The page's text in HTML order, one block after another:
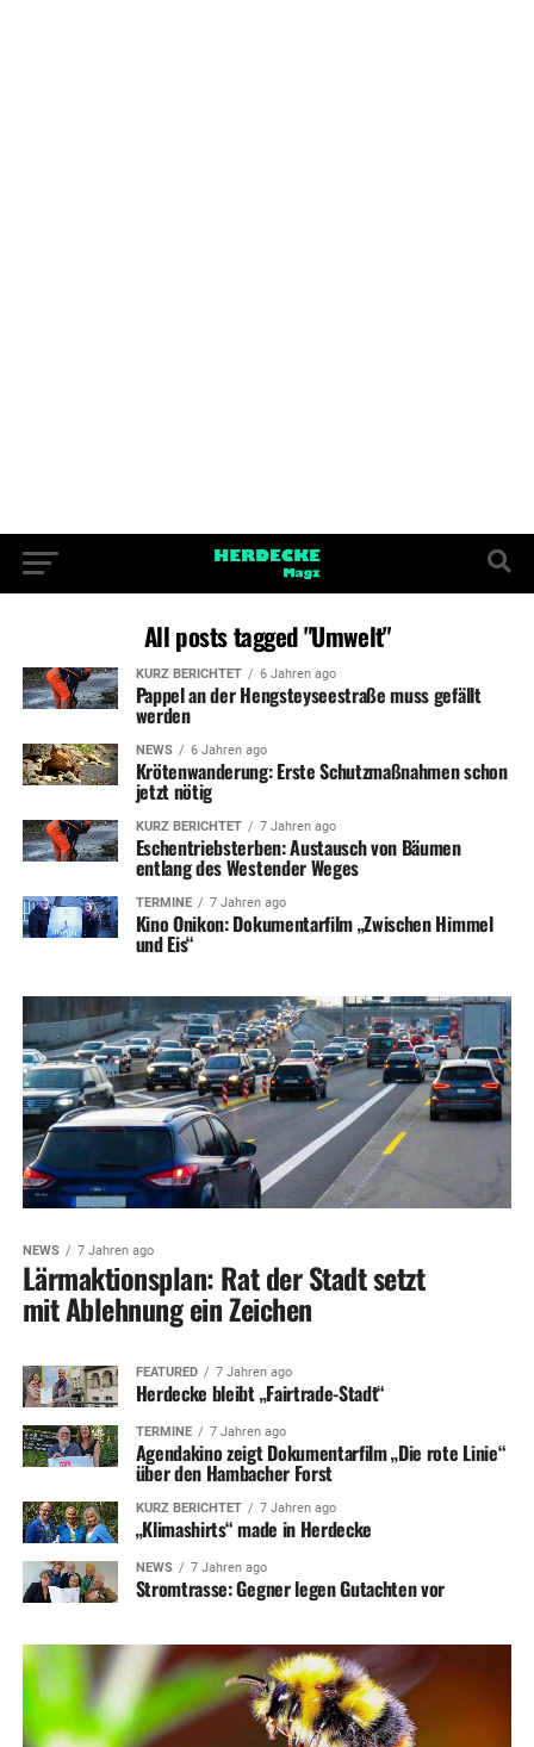
All posts tagged "Umwelt"
KURZ BERICHTET 6 Jahren ago
Pappel an der Hengsteyseestraße muss gefällt
werden
NEWS 6 Jahren ago
Krötenwanderung: Erste Schutzmaßnahmen schon
jetzt nötig
KURZ BERICHTET 7 Jahren ago
Eschentriebsterben: Austausch von Bäumen
entlang des Westender Weges
TERMINE 7 Jahren ago
Kino Onikon: Dokumentarfilm „Zwischen Himmel
und Eis“
NEWS 7 Jahren ago
Lärmaktionsplan: Rat der Stadt setzt
mit Ablehnung ein Zeichen
FEATURED 7 Jahren ago
Herdecke bleibt „Fairtrade-Stadt“
TERMINE 7 Jahren ago
Agendakino zeigt Dokumentarfilm „Die rote Linie“
über den Hambacher Forst
KURZ BERICHTET 7 Jahren ago
„Klimashirts“ made in Herdecke
NEWS 7 Jahren ago
Stromtrasse: Gegner legen Gutachten vor